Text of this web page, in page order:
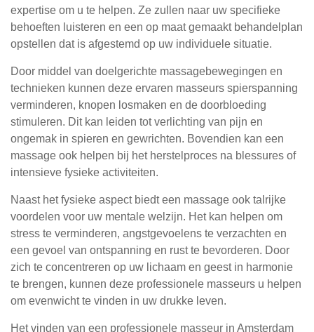
expertise om u te helpen. Ze zullen naar uw specifieke
behoeften luisteren en een op maat gemaakt behandelplan
opstellen dat is afgestemd op uw individuele situatie.
Door middel van doelgerichte massagebewegingen en
technieken kunnen deze ervaren masseurs spierspanning
verminderen, knopen losmaken en de doorbloeding
stimuleren. Dit kan leiden tot verlichting van pijn en
ongemak in spieren en gewrichten. Bovendien kan een
massage ook helpen bij het herstelproces na blessures of
intensieve fysieke activiteiten.
Naast het fysieke aspect biedt een massage ook talrijke
voordelen voor uw mentale welzijn. Het kan helpen om
stress te verminderen, angstgevoelens te verzachten en
een gevoel van ontspanning en rust te bevorderen. Door
zich te concentreren op uw lichaam en geest in harmonie
te brengen, kunnen deze professionele masseurs u helpen
om evenwicht te vinden in uw drukke leven.
Het vinden van een professionele masseur in Amsterdam